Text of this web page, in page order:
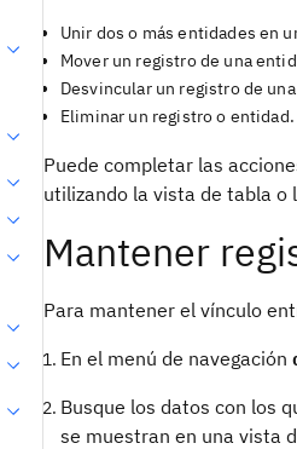
Unir dos o más entidades en
Mover un registro de una
Desvincular un registro de
Eliminar un registro o
Puede completar las
utilizando la vista de tabla o
Mantener
Para mantener el vínculo
En el menú de navegación
Busque los datos con los
se muestran en una vista